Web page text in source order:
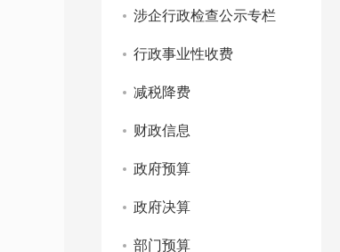
涉企行政检查公示专栏
行政事业性收费
减税降费
财政信息
政府预算
政府决算
部门预算